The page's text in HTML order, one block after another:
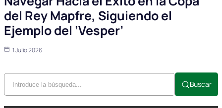
del Rey Mapfre, Siguiendo el
Ejemplo del ‘Vesper’
1 Julio 2026
Buscar